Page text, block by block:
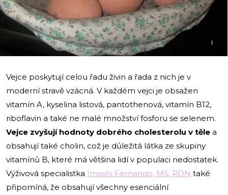
i
Vejce poskytují celou řadu živin a řada z nich je v
moderní stravě vzácná. V každém vejci je obsažen
vitamín A, kyselina listová, pantothenová, vitamín B12,
riboflavin a také ne malé množství fosforu se selenem.
Vejce zvyšují hodnoty dobrého cholesterolu v těle a
obsahují také cholin, což je důležitá látka ze skupiny
vitamínů B, které má většina lidí v populaci nedostatek.
Výživová specialistka Imashi Fernando, MS, RDN také
připomíná, že obsahují všechny esenciální